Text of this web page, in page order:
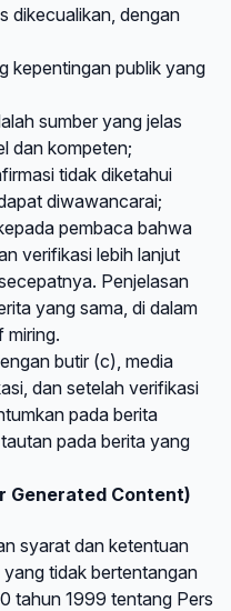
dikecualikan, dengan
kepentingan publik yang
sumber yang jelas
dan kompeten;
tidak diketahui
diwawancarai;
pembaca bahwa
verifikasi lebih lanjut
Penjelasan
yang sama, di dalam
miring.
butir (c), media
dan setelah verifikasi
pada berita
pada berita yang
Generated Content)
syarat dan ketentuan
tidak bertentangan
tahun 1999 tentang Pers